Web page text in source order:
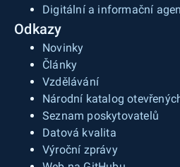
Digitální a informační
Odkazy
Novinky
Články
Vzdělávání
Národní katalog
Seznam poskytovatelů
Datová kvalita
Výroční zprávy